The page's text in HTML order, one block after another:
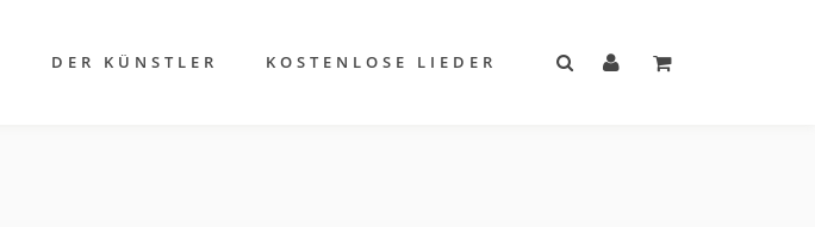
DER KÜNSTLER KOSTENLOSE LIEDER